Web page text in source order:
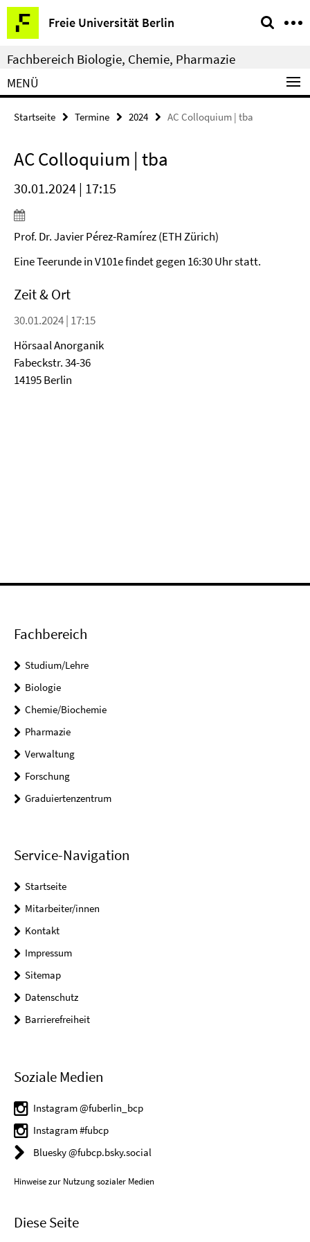
Springe
direkt
zu
Inhalt
Freie Universität Berlin
Service-
Navigation
Fachbereich Biologie, Chemie, Pharmazie
MENÜ
Startseite Termine 2024 AC Colloquium | tba
AC Colloquium | tba
30.01.2024 | 17:15
Prof. Dr. Javier Pérez-Ramírez (ETH Zürich)
Eine Teerunde in V101e findet gegen 16:30 Uhr statt.
Zeit & Ort
30.01.2024 | 17:15
Hörsaal Anorganik
Fabeckstr. 34-36
14195 Berlin
Fachbereich
Studium/Lehre
Biologie
Chemie/Biochemie
Pharmazie
Verwaltung
Forschung
Graduiertenzentrum
Service-Navigation
Startseite
Mitarbeiter/innen
Kontakt
Impressum
Sitemap
Datenschutz
Barrierefreiheit
Soziale Medien
Instagram @fuberlin_bcp
Instagram #fubcp
Bluesky @fubcp.bsky.social
Hinweise zur Nutzung sozialer Medien
Diese Seite